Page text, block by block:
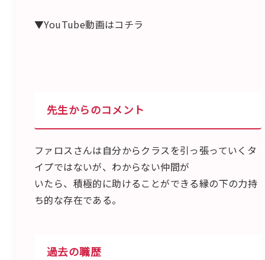
▼YouTube動画はコチラ
先生からのコメント
ファロスさんは自分からクラスを引っ張っていくタ
イプではないが、わからない仲間が
いたら、積極的に助けることができる縁の下の力持
ち的な存在である。
過去の職歴